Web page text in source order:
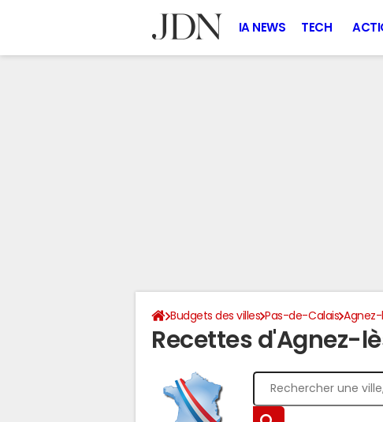
IA NEWS TECH
Budgets des villes Pas-de-Calais
Recettes d'Agnez-